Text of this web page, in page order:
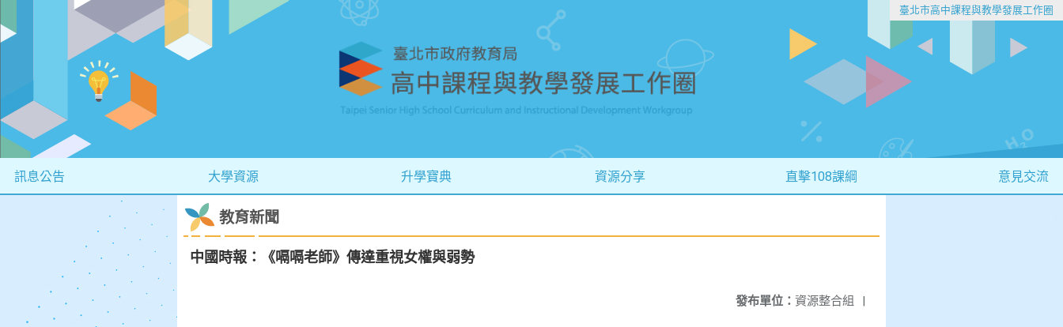
臺北市高中課程與教學發展工作圈
訊息公告 大學資源 升學寶典 資源分享 直擊108課綱 意見交流
教育新聞
中國時報：《嗝嗝老師》傳達重視女權與弱勢
發布單位： 資源整合組 |